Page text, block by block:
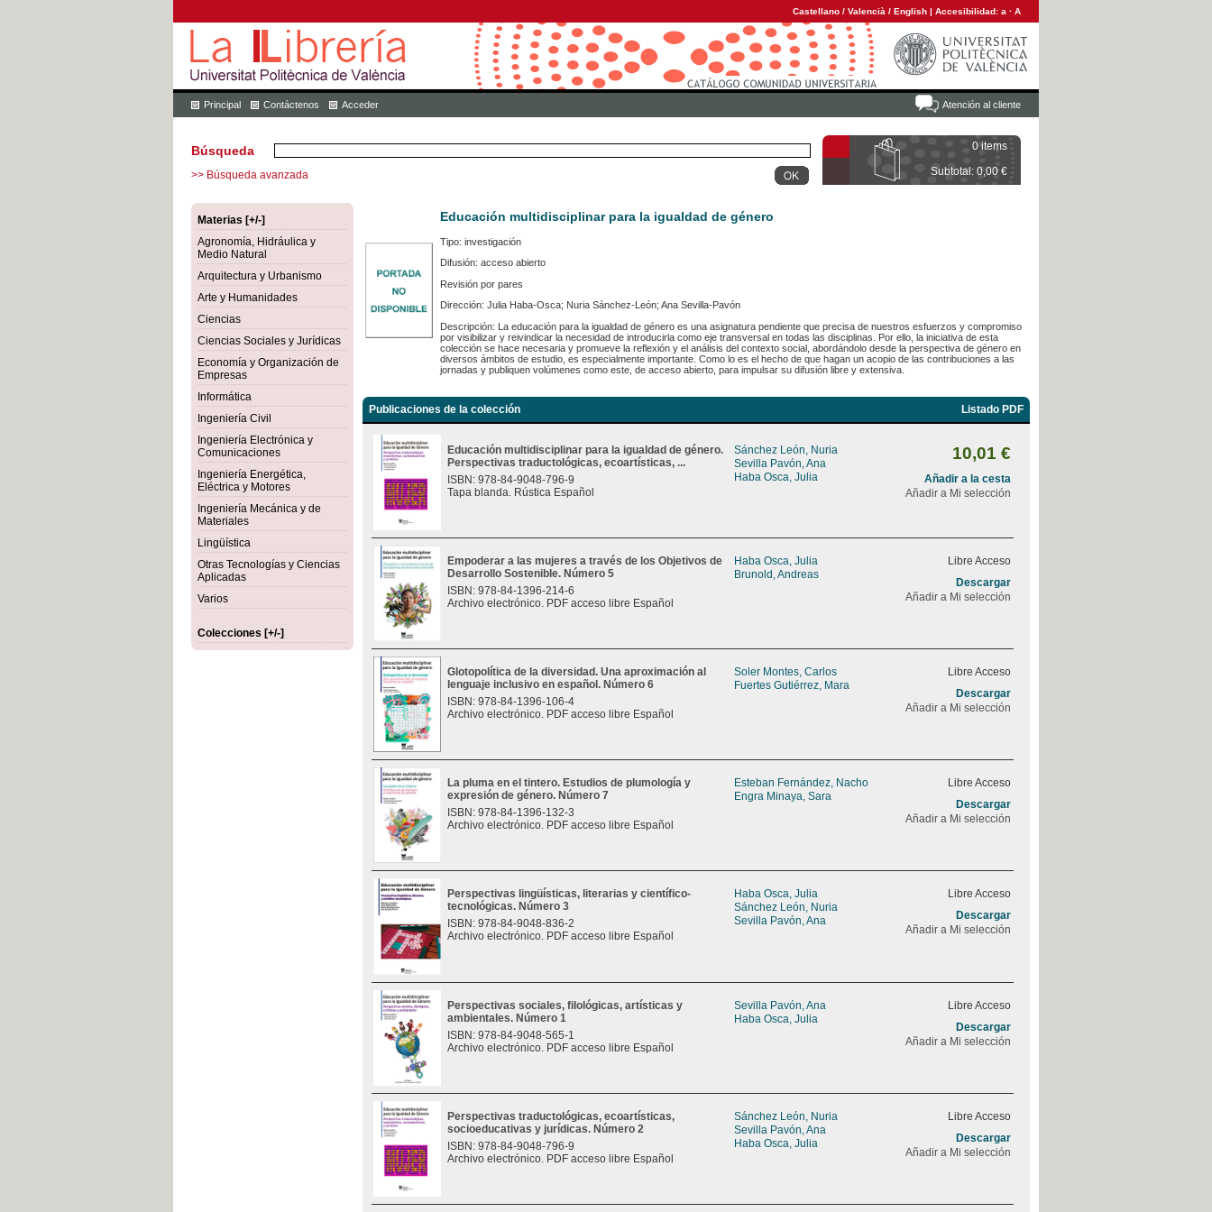
Castellano / Valencià / English | Accesibilidad: a · A
Atención al cliente
Principal Contáctenos Acceder
0 items
Subtotal: 0,00 €
Búsqueda
>> Búsqueda avanzada
Materias [+/-]
Agronomía, Hidráulica y
Medio Natural
Arquitectura y Urbanismo
Arte y Humanidades
Ciencias
Ciencias Sociales y Jurídicas
Economía y Organización de
Empresas
Informática
Ingeniería Civil
Ingeniería Electrónica y
Comunicaciones
Ingeniería Energética,
Eléctrica y Motores
Ingeniería Mecánica y de
Materiales
Lingüística
Otras Tecnologías y Ciencias
Aplicadas
Varios
Colecciones [+/-]
Educación multidisciplinar para la igualdad de género
Tipo: investigación
Difusión: acceso abierto
Revisión por pares
Dirección: Julia Haba-Osca; Nuria Sánchez-León; Ana Sevilla-Pavón
Descripción: La educación para la igualdad de género es una asignatura pendiente que precisa de nuestros esfuerzos y compromiso
por visibilizar y reivindicar la necesidad de introducirla como eje transversal en todas las disciplinas. Por ello, la iniciativa de esta
colección se hace necesaria y promueve la reflexión y el análisis del contexto social, abordándolo desde la perspectiva de género en
diversos ámbitos de estudio, es especialmente importante. Como lo es el hecho de que hagan un acopio de las contribuciones a las
jornadas y publiquen volúmenes como este, de acceso abierto, para impulsar su difusión libre y extensiva.
Publicaciones de la colección Listado PDF
Educación multidisciplinar para la igualdad de género.
Perspectivas traductológicas, ecoartísticas, ...
ISBN: 978-84-9048-796-9
Tapa blanda. Rústica Español
Sánchez León, Nuria
Sevilla Pavón, Ana
Haba Osca, Julia
10,01 €
Añadir a la cesta
Añadir a Mi selección
Empoderar a las mujeres a través de los Objetivos de
Desarrollo Sostenible. Número 5
ISBN: 978-84-1396-214-6
Archivo electrónico. PDF acceso libre Español
Haba Osca, Julia
Brunold, Andreas
Libre Acceso
Descargar
Añadir a Mi selección
Glotopolítica de la diversidad. Una aproximación al
lenguaje inclusivo en español. Número 6
ISBN: 978-84-1396-106-4
Archivo electrónico. PDF acceso libre Español
Soler Montes, Carlos
Fuertes Gutiérrez, Mara
Libre Acceso
Descargar
Añadir a Mi selección
La pluma en el tintero. Estudios de plumología y
expresión de género. Número 7
ISBN: 978-84-1396-132-3
Archivo electrónico. PDF acceso libre Español
Esteban Fernández, Nacho
Engra Minaya, Sara
Libre Acceso
Descargar
Añadir a Mi selección
Perspectivas lingüísticas, literarias y científico-
tecnológicas. Número 3
ISBN: 978-84-9048-836-2
Archivo electrónico. PDF acceso libre Español
Haba Osca, Julia
Sánchez León, Nuria
Sevilla Pavón, Ana
Libre Acceso
Descargar
Añadir a Mi selección
Perspectivas sociales, filológicas, artísticas y
ambientales. Número 1
ISBN: 978-84-9048-565-1
Archivo electrónico. PDF acceso libre Español
Sevilla Pavón, Ana
Haba Osca, Julia
Libre Acceso
Descargar
Añadir a Mi selección
Perspectivas traductológicas, ecoartísticas,
socioeducativas y jurídicas. Número 2
ISBN: 978-84-9048-796-9
Archivo electrónico. PDF acceso libre Español
Sánchez León, Nuria
Sevilla Pavón, Ana
Haba Osca, Julia
Libre Acceso
Descargar
Añadir a Mi selección